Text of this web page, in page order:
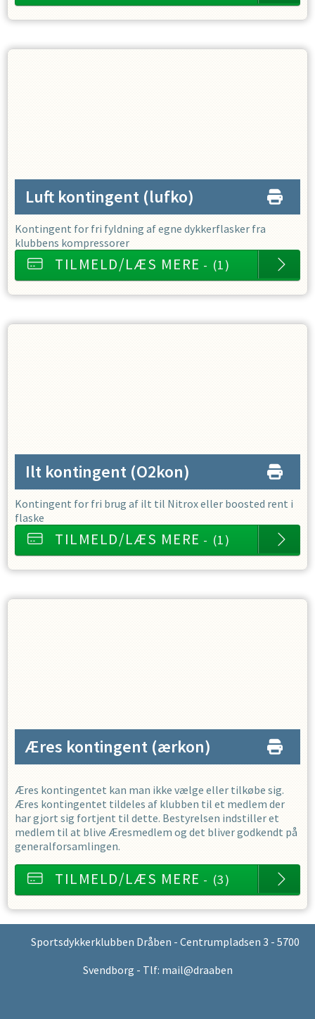
Luft kontingent (lufko)
Kontingent for fri fyldning af egne dykkerflasker fra
klubbens kompressorer
TILMELD/LÆS MERE - (1)
Ilt kontingent (O2kon)
Kontingent for fri brug af ilt til Nitrox eller boosted rent i
flaske
TILMELD/LÆS MERE - (1)
Æres kontingent (ærkon)
Æres kontingentet kan man ikke vælge eller tilkøbe sig.
Æres kontingentet tildeles af klubben til et medlem der
har gjort sig fortjent til dette. Bestyrelsen indstiller et
medlem til at blive Æresmedlem og det bliver godkendt på
generalforsamlingen.
TILMELD/LÆS MERE - (3)
Sportsdykkerklubben Dråben - Centrumpladsen 3 - 5700
Svendborg - Tlf: mail@draaben